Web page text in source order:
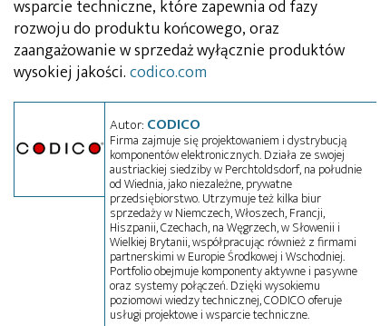
wsparcie techniczne, które zapewnia od fazy
rozwoju do produktu końcowego, oraz
zaangażowanie w sprzedaż wyłącznie produktów
wysokiej jakości.codico.com
Autor: CODICO
Firma zajmuje się projektowaniem i dystrybucją
komponentów elektronicznych. Działa ze swojej
austriackiej siedziby w Perchtoldsdorf, na południe
od Wiednia, jako niezależne, prywatne
przedsiębiorstwo. Utrzymuje też kilka biur
sprzedaży w Niemczech, Włoszech, Francji,
Hiszpanii, Czechach, na Węgrzech, w Słowenii i
Wielkiej Brytanii, współpracując również z firmami
partnerskimi w Europie Środkowej i Wschodniej.
Portfolio obejmuje komponenty aktywne i pasywne
oraz systemy połączeń. Dzięki wysokiemu
poziomowi wiedzy technicznej, CODICO oferuje
usługi projektowe i wsparcie techniczne.